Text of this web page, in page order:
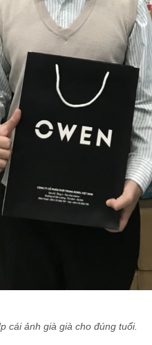
cái ảnh già già cho đúng tuổi.